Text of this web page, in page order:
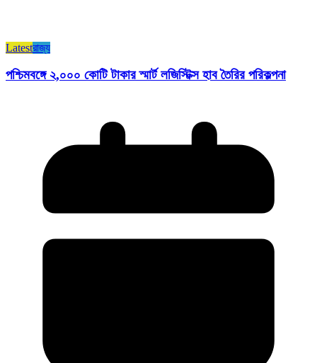
Latestরাজ্য​
পশ্চিমবঙ্গে ২,০০০ কোটি টাকার স্মার্ট লজিস্টিক্স হাব তৈরির পরিকল্পনা